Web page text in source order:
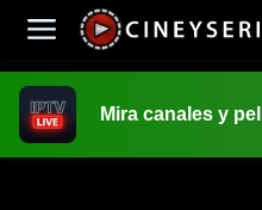
Mira canales y